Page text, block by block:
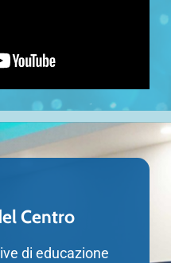
Centro
dieducazione